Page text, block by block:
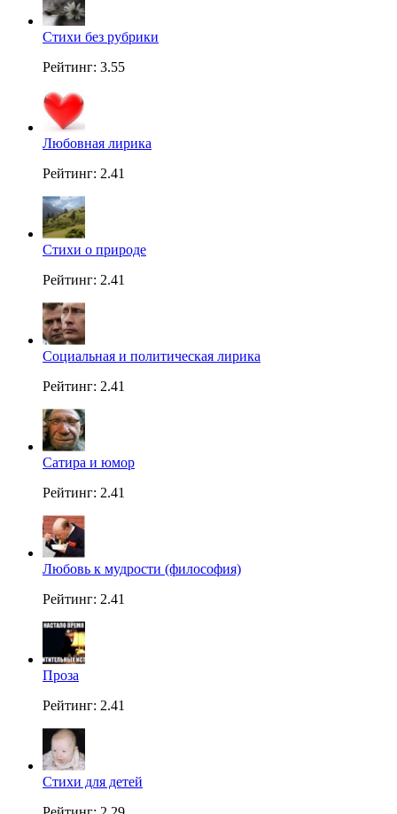
Стихи без рубрики
Рейтинг: 3.55
Любовная лирика
Рейтинг: 2.41
Стихи о природе
Рейтинг: 2.41
Социальная и политическая лирика
Рейтинг: 2.41
Сатира и юмор
Рейтинг: 2.41
Любовь к мудрости (философия)
Рейтинг: 2.41
Проза
Рейтинг: 2.41
Стихи для детей